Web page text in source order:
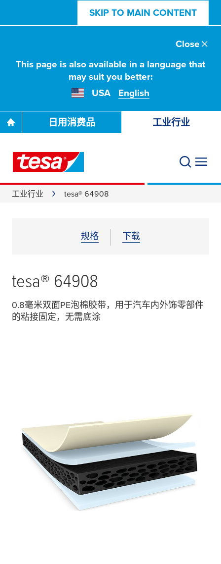
SKIP TO MAIN CONTENT
This page is also available in a language that
may suit you better:
USA
English
Close
日用消费品 工业行业
工业行业 tesa® 64908
规格 下载
tesa® 64908
0.8毫米双面PE泡棉胶带，用于汽车内外饰零部件
的粘接固定，无需底涂